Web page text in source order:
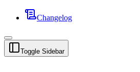
Changelog
Toggle Sidebar